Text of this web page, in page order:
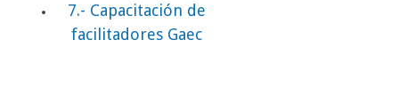
7.- Capacitación de
facilitadores Gaec